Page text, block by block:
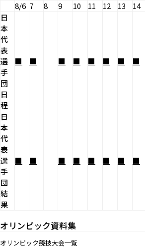
8/6 7 8 9 10 11 12 13 14
日
本
代
表
選
手
団
日
程
■ ■ ■ ■ ■ ■ ■ ■
日
本
代
表
選
手
団
結
果
■ ■ ■ ■ ■ ■ ■ ■
オリンピック資料集
オリンピック競技大会一覧